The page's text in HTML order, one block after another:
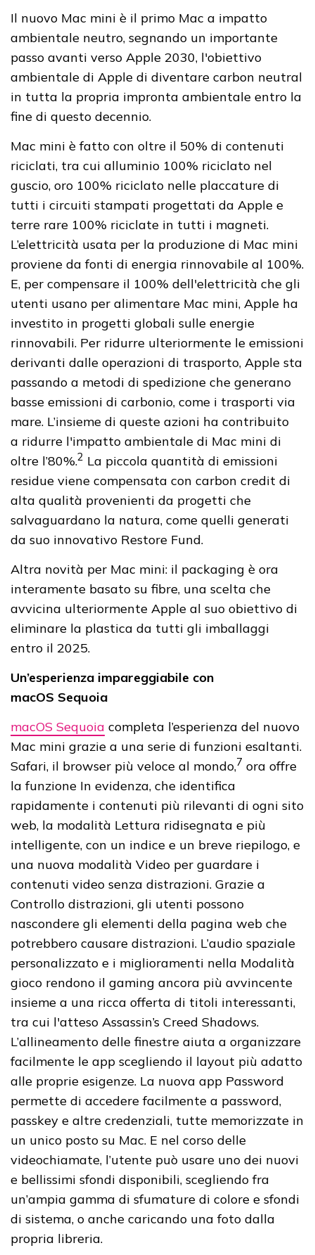
Il nuovo Mac mini è il primo Mac a impatto
ambientale neutro, segnando un importante
passo avanti verso Apple 2030, l'obiettivo
ambientale di Apple di diventare carbon neutral
in tutta la propria impronta ambientale entro la
fine di questo decennio.
Mac mini è fatto con oltre il 50% di contenuti
riciclati, tra cui alluminio 100% riciclato nel
guscio, oro 100% riciclato nelle placcature di
tutti i circuiti stampati progettati da Apple e
terre rare 100% riciclate in tutti i magneti.
L’elettricità usata per la produzione di Mac mini
proviene da fonti di energia rinnovabile al 100%.
E, per compensare il 100% dell'elettricità che gli
utenti usano per alimentare Mac mini, Apple ha
investito in progetti globali sulle energie
rinnovabili. Per ridurre ulteriormente le emissioni
derivanti dalle operazioni di trasporto, Apple sta
passando a metodi di spedizione che generano
basse emissioni di carbonio, come i trasporti via
mare. L’insieme di queste azioni ha contribuito
a ridurre l'impatto ambientale di Mac mini di
oltre l’80%.2 La piccola quantità di emissioni
residue viene compensata con carbon credit di
alta qualità provenienti da progetti che
salvaguardano la natura, come quelli generati
da suo innovativo Restore Fund.
Altra novità per Mac mini: il packaging è ora
interamente basato su fibre, una scelta che
avvicina ulteriormente Apple al suo obiettivo di
eliminare la plastica da tutti gli imballaggi
entro il 2025.
Un’esperienza impareggiabile con
macOS Sequoia
macOS Sequoia completa l’esperienza del nuovo
Mac mini grazie a una serie di funzioni esaltanti.
Safari, il browser più veloce al mondo,7 ora offre
la funzione In evidenza, che identifica
rapidamente i contenuti più rilevanti di ogni sito
web, la modalità Lettura ridisegnata e più
intelligente, con un indice e un breve riepilogo, e
una nuova modalità Video per guardare i
contenuti video senza distrazioni. Grazie a
Controllo distrazioni, gli utenti possono
nascondere gli elementi della pagina web che
potrebbero causare distrazioni. L’audio spaziale
personalizzato e i miglioramenti nella Modalità
gioco rendono il gaming ancora più avvincente
insieme a una ricca offerta di titoli interessanti,
tra cui l'atteso Assassin’s Creed Shadows.
L’allineamento delle finestre aiuta a organizzare
facilmente le app scegliendo il layout più adatto
alle proprie esigenze. La nuova app Password
permette di accedere facilmente a password,
passkey e altre credenziali, tutte memorizzate in
un unico posto su Mac. E nel corso delle
videochiamate, l’utente può usare uno dei nuovi
e bellissimi sfondi disponibili, scegliendo fra
un’ampia gamma di sfumature di colore e sfondi
di sistema, o anche caricando una foto dalla
propria libreria.